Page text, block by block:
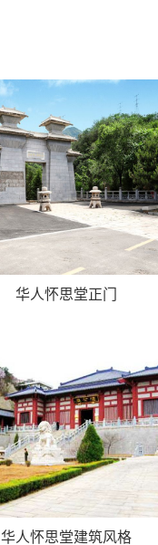
华人怀思堂正门
华人怀思堂建筑风格